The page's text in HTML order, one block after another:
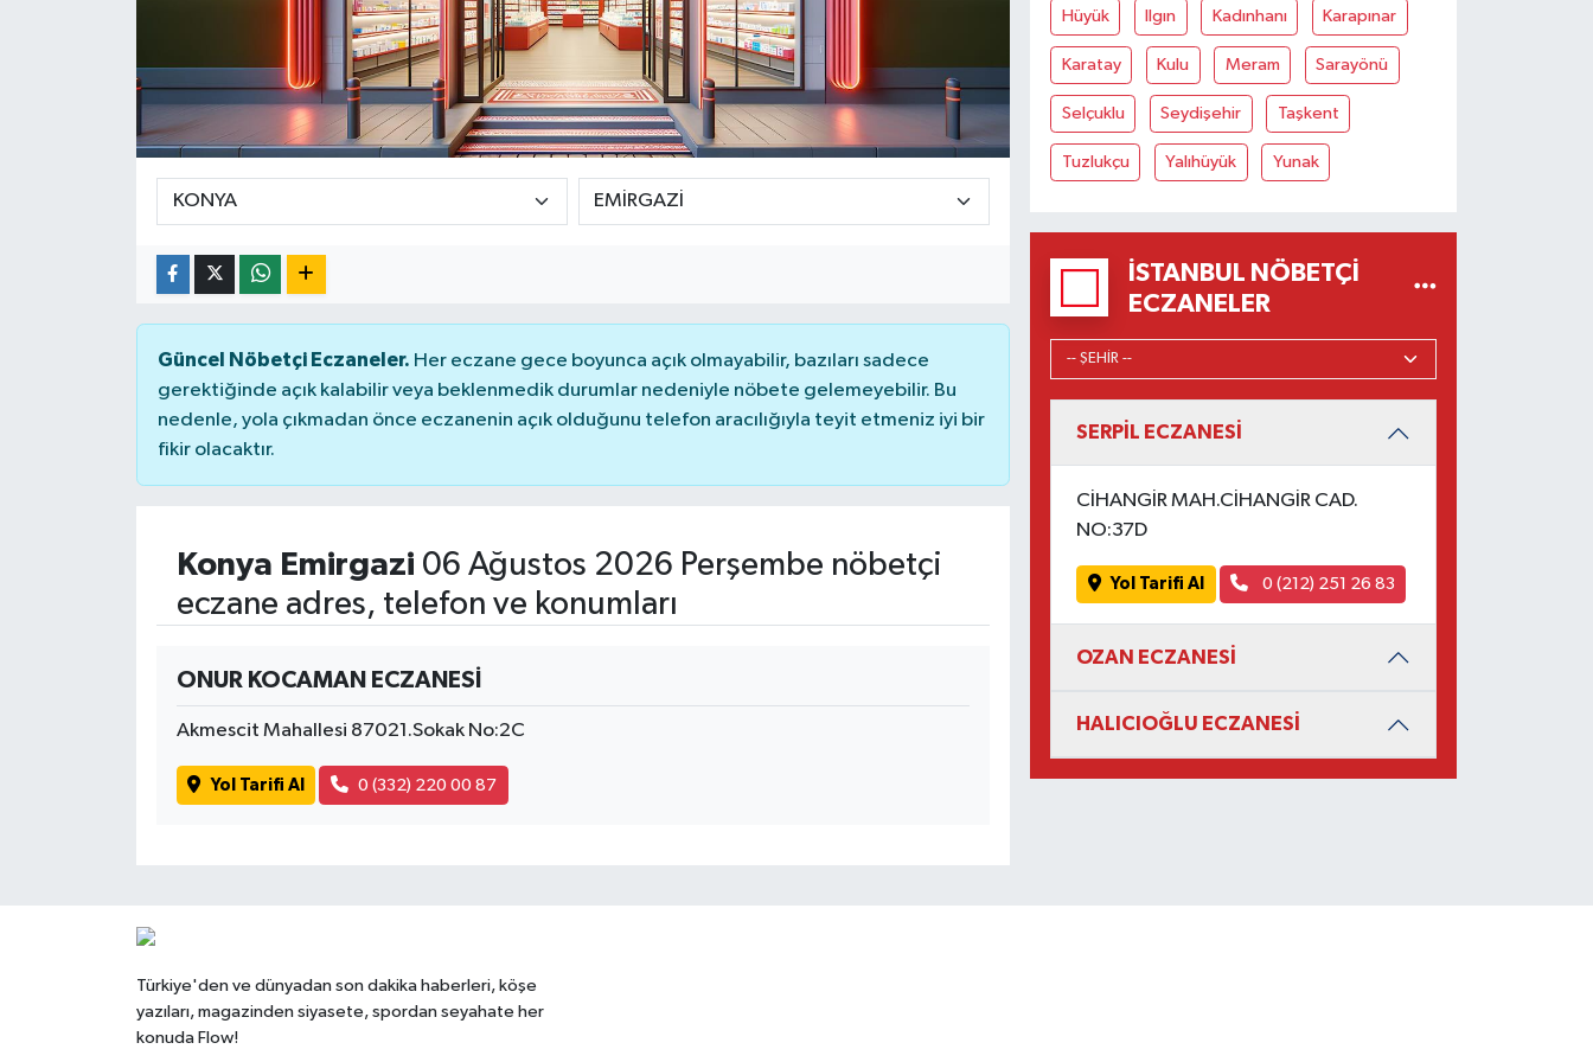
Güncel Nöbetçi Eczaneler. Her eczane gece boyunca açık olmayabilir, bazıları sadece
gerektiğinde açık kalabilir veya beklenmedik durumlar nedeniyle nöbete gelemeyebilir. Bu
nedenle, yola çıkmadan önce eczanenin açık olduğunu telefon aracılığıyla teyit etmeniz iyi bir
fikir olacaktır.
Konya Emirgazi 06 Ağustos 2026 Perşembe nöbetçi
eczane adres, telefon ve konumları
ONUR KOCAMAN ECZANESİ
Akmescit Mahallesi 87021.Sokak No:2C
Yol Tarifi Al 0 (332) 220 00 87
Hüyük Ilgın Kadınhanı Karapınar
Karatay Kulu Meram Sarayönü
Selçuklu Seydişehir Taşkent
Tuzlukçu Yalıhüyük Yunak
İSTANBUL NÖBETÇI
ECZANELER
SERPİL ECZANESİ
CİHANGİR MAH.CİHANGİR CAD.
NO:37D
Yol Tarifi Al 0 (212) 251 26 83
OZAN ECZANESİ
HALICIOĞLU ECZANESİ
Türkiye'den ve dünyadan son dakika haberleri, köşe
yazıları, magazinden siyasete, spordan seyahate her
konuda Flow!